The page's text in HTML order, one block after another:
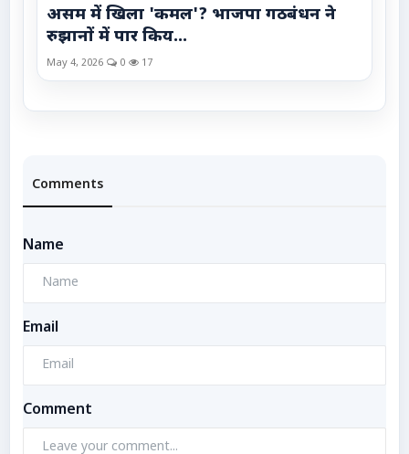
असम में खिला 'कमल'? भाजपा गठबंधन ने
रुझानों में पार किय...
May 4, 2026 0 17
Comments
Name
Email
Comment